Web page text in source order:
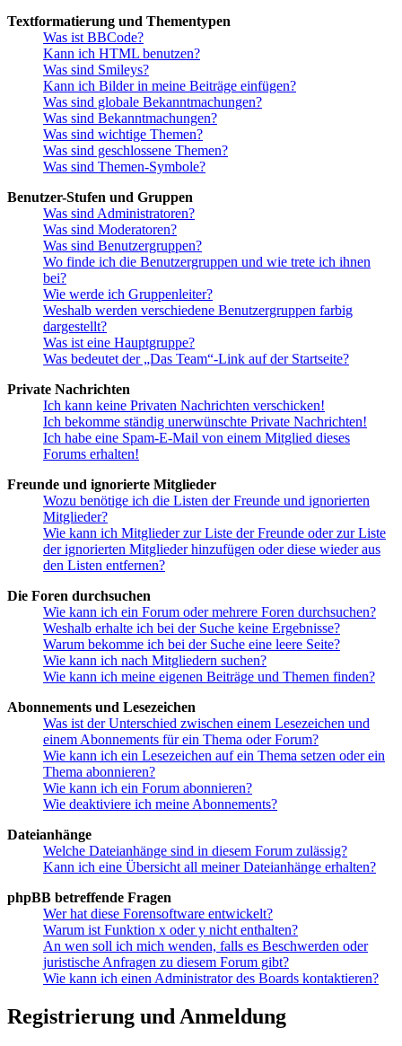
Textformatierung und Thementypen
Was ist BBCode?
Kann ich HTML benutzen?
Was sind Smileys?
Kann ich Bilder in meine Beiträge einfügen?
Was sind globale Bekanntmachungen?
Was sind Bekanntmachungen?
Was sind wichtige Themen?
Was sind geschlossene Themen?
Was sind Themen-Symbole?
Benutzer-Stufen und Gruppen
Was sind Administratoren?
Was sind Moderatoren?
Was sind Benutzergruppen?
Wo finde ich die Benutzergruppen und wie trete ich ihnen
bei?
Wie werde ich Gruppenleiter?
Weshalb werden verschiedene Benutzergruppen farbig
dargestellt?
Was ist eine Hauptgruppe?
Was bedeutet der „Das Team“-Link auf der Startseite?
Private Nachrichten
Ich kann keine Privaten Nachrichten verschicken!
Ich bekomme ständig unerwünschte Private Nachrichten!
Ich habe eine Spam-E-Mail von einem Mitglied dieses
Forums erhalten!
Freunde und ignorierte Mitglieder
Wozu benötige ich die Listen der Freunde und ignorierten
Mitglieder?
Wie kann ich Mitglieder zur Liste der Freunde oder zur Liste
der ignorierten Mitglieder hinzufügen oder diese wieder aus
den Listen entfernen?
Die Foren durchsuchen
Wie kann ich ein Forum oder mehrere Foren durchsuchen?
Weshalb erhalte ich bei der Suche keine Ergebnisse?
Warum bekomme ich bei der Suche eine leere Seite?
Wie kann ich nach Mitgliedern suchen?
Wie kann ich meine eigenen Beiträge und Themen finden?
Abonnements und Lesezeichen
Was ist der Unterschied zwischen einem Lesezeichen und
einem Abonnements für ein Thema oder Forum?
Wie kann ich ein Lesezeichen auf ein Thema setzen oder ein
Thema abonnieren?
Wie kann ich ein Forum abonnieren?
Wie deaktiviere ich meine Abonnements?
Dateianhänge
Welche Dateianhänge sind in diesem Forum zulässig?
Kann ich eine Übersicht all meiner Dateianhänge erhalten?
phpBB betreffende Fragen
Wer hat diese Forensoftware entwickelt?
Warum ist Funktion x oder y nicht enthalten?
An wen soll ich mich wenden, falls es Beschwerden oder
juristische Anfragen zu diesem Forum gibt?
Wie kann ich einen Administrator des Boards kontaktieren?
Registrierung und Anmeldung